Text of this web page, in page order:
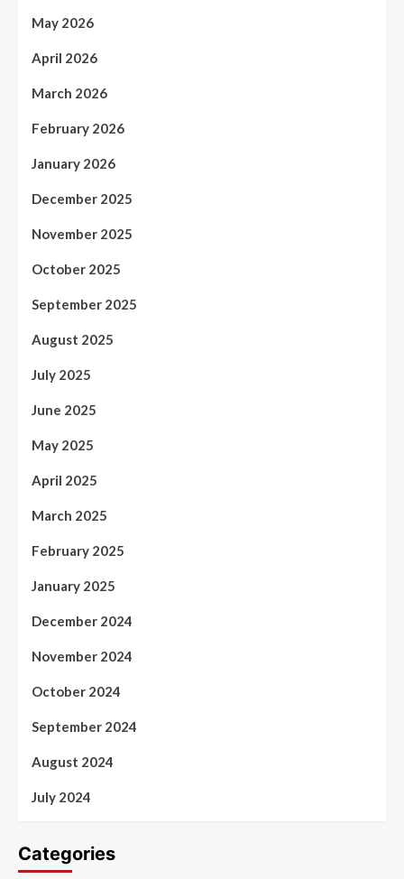
May 2026
April 2026
March 2026
February 2026
January 2026
December 2025
November 2025
October 2025
September 2025
August 2025
July 2025
June 2025
May 2025
April 2025
March 2025
February 2025
January 2025
December 2024
November 2024
October 2024
September 2024
August 2024
July 2024
Categories